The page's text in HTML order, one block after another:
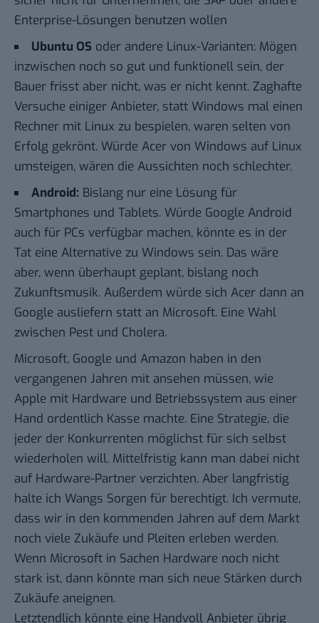
Enterprise-Lösungen benutzen wollen
Ubuntu OS oder andere Linux-Varianten: Mögen
inzwischen noch so gut und funktionell sein, der
Bauer frisst aber nicht, was er nicht kennt. Zaghafte
Versuche einiger Anbieter, statt Windows mal einen
Rechner mit Linux zu bespielen, waren selten von
Erfolg gekrönt. Würde Acer von Windows auf Linux
umsteigen, wären die Aussichten noch schlechter.
Android: Bislang nur eine Lösung für
Smartphones und Tablets. Würde Google Android
auch für PCs verfügbar machen, könnte es in der
Tat eine Alternative zu Windows sein. Das wäre
aber, wenn überhaupt geplant, bislang noch
Zukunftsmusik. Außerdem würde sich Acer dann an
Google ausliefern statt an Microsoft. Eine Wahl
zwischen Pest und Cholera.
Microsoft, Google und Amazon haben in den
vergangenen Jahren mit ansehen müssen, wie
Apple mit Hardware und Betriebssystem aus einer
Hand ordentlich Kasse machte. Eine Strategie, die
jeder der Konkurrenten möglichst für sich selbst
wiederholen will. Mittelfristig kann man dabei nicht
auf Hardware-Partner verzichten. Aber langfristig
halte ich Wangs Sorgen für berechtigt. Ich vermute,
dass wir in den kommenden Jahren auf dem Markt
noch viele Zukäufe und Pleiten erleben werden.
Wenn Microsoft in Sachen Hardware noch nicht
stark ist, dann könnte man sich neue Stärken durch
Zukäufe aneignen.
Letztendlich könnte eine Handvoll Anbieter übrig